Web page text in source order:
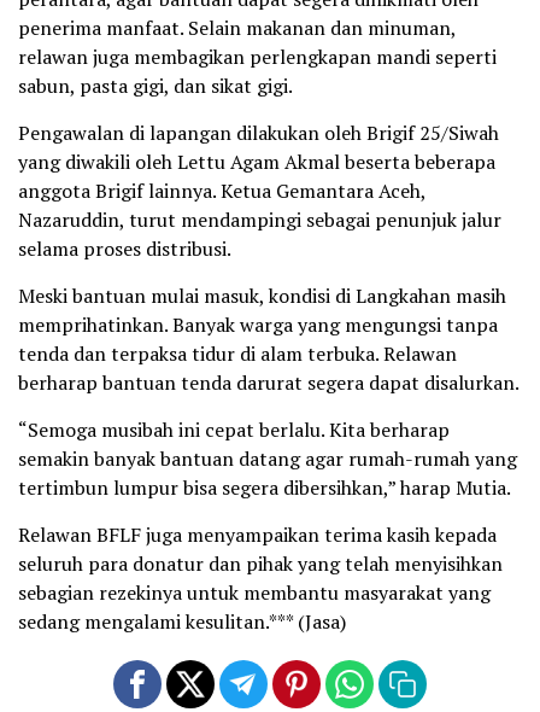
penerima manfaat. Selain makanan dan minuman,
relawan juga membagikan perlengkapan mandi seperti
sabun, pasta gigi, dan sikat gigi.
Pengawalan di lapangan dilakukan oleh Brigif 25/Siwah
yang diwakili oleh Lettu Agam Akmal beserta beberapa
anggota Brigif lainnya. Ketua Gemantara Aceh,
Nazaruddin, turut mendampingi sebagai penunjuk jalur
selama proses distribusi.
Meski bantuan mulai masuk, kondisi di Langkahan masih
memprihatinkan. Banyak warga yang mengungsi tanpa
tenda dan terpaksa tidur di alam terbuka. Relawan
berharap bantuan tenda darurat segera dapat disalurkan.
“Semoga musibah ini cepat berlalu. Kita berharap
semakin banyak bantuan datang agar rumah-rumah yang
tertimbun lumpur bisa segera dibersihkan,” harap Mutia.
Relawan BFLF juga menyampaikan terima kasih kepada
seluruh para donatur dan pihak yang telah menyisihkan
sebagian rezekinya untuk membantu masyarakat yang
sedang mengalami kesulitan.*** (Jasa)